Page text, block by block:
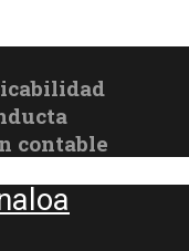
contable